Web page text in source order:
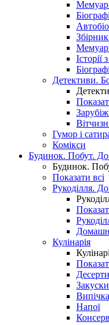
Детективи.
Гумор і
Комікси
Будинок. Побут.
Будинок.
Показати всі
Рукоділля.
Кулінарія
Десерти
Закуски
Випічка
Напої